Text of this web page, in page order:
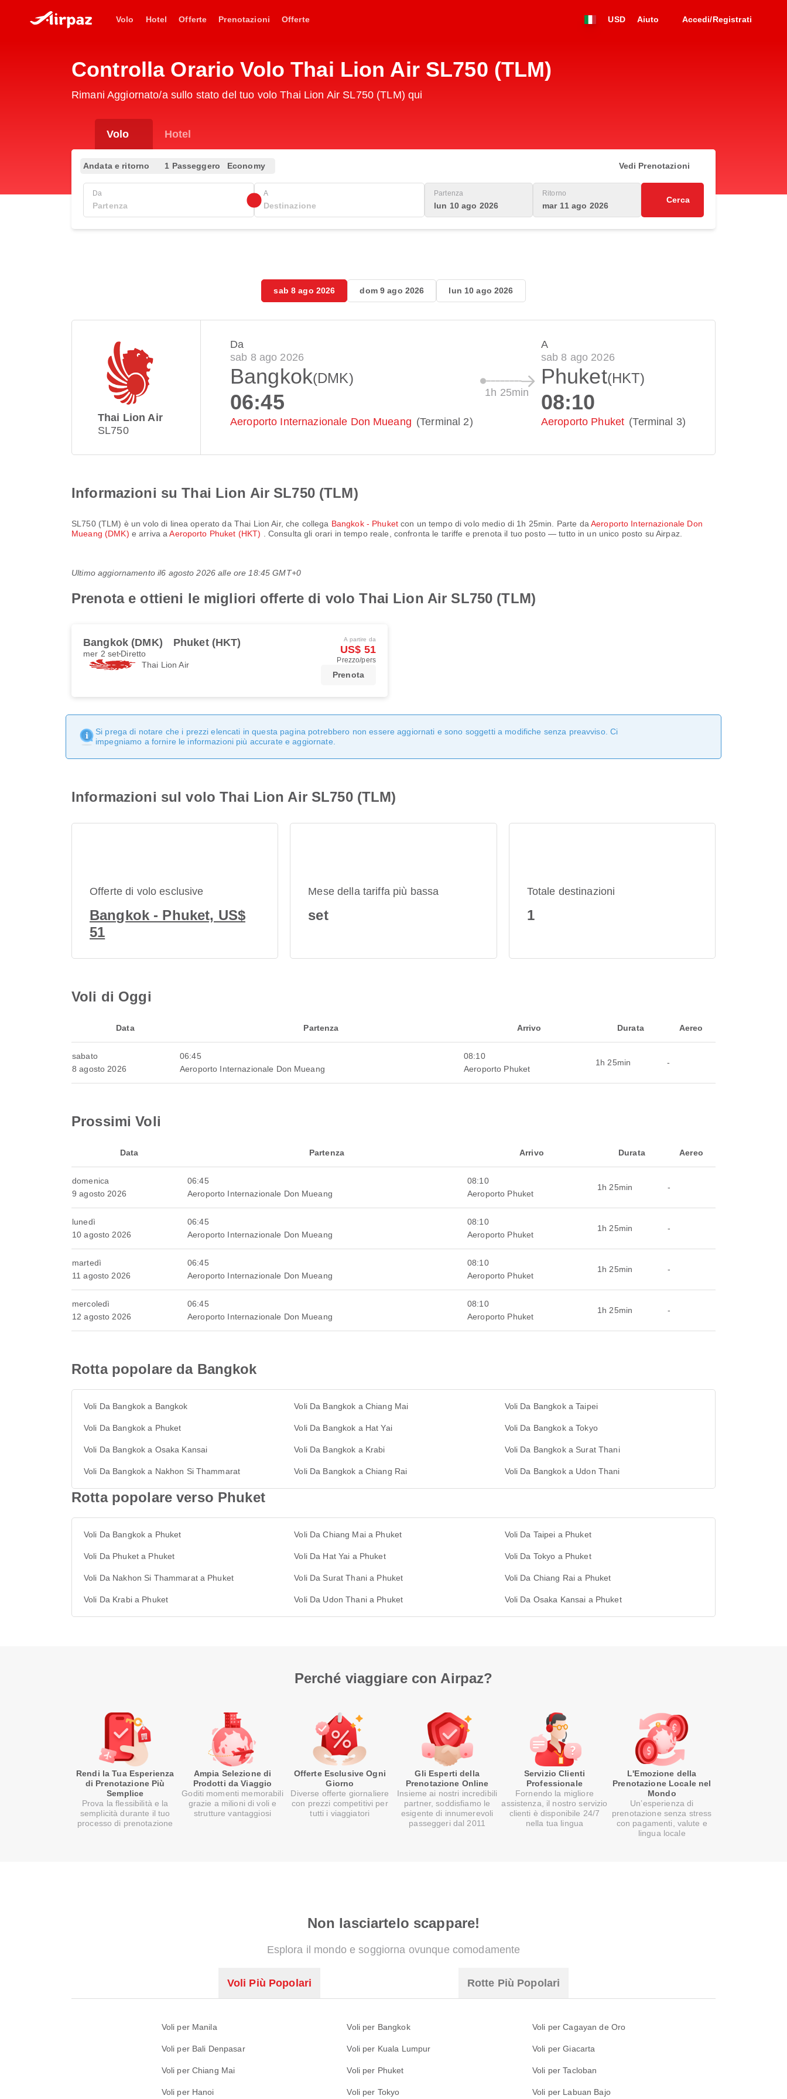
Volo Hotel Offerte Prenotazioni Offerte USD Aiuto Accedi/Registrati
Controlla Orario Volo Thai Lion Air SL750 (TLM)
Rimani Aggiornato/a sullo stato del tuo volo Thai Lion Air SL750 (TLM) qui
Volo Hotel
Andata e ritorno 1 Passeggero Economy Vedi Prenotazioni
Da A Partenza
lun 10 ago 2026
Ritorno
mar 11 ago 2026
Cerca
sab 8 ago 2026 dom 9 ago 2026 lun 10 ago 2026
Thai Lion Air
SL750
Da
sab 8 ago 2026
Bangkok(DMK)
06:45
Aeroporto Internazionale Don Mueang (Terminal 2)
1h 25min
A
sab 8 ago 2026
Phuket(HKT)
08:10
Aeroporto Phuket (Terminal 3)
Informazioni su Thai Lion Air SL750 (TLM)
SL750(TLM) è un volo di linea operato da Thai Lion Air, che collega Bangkok - Phuketcon un tempo di volo medio di 1h 25min . Parte da Aeroporto Internazionale Don
Mueang (DMK) e arriva aAeroporto Phuket (HKT) . Consulta gli orari in tempo reale, confronta le tariffe e prenota il tuo posto — tutto in un unico posto su Airpaz.
Ultimo aggiornamento il6 agosto 2026 alle ore 18:45 GMT+0
Prenota e ottieni le migliori offerte di volo Thai Lion Air SL750 (TLM)
Bangkok (DMK) Phuket (HKT)
mer 2 set Diretto
Thai Lion Air
A partire da
US$ 51
Prezzo/pers
Prenota
Si prega di notare che i prezzi elencati in questa pagina potrebbero non essere aggiornati e sono soggetti a modifiche senza preavviso. Ci
impegniamo a fornire le informazioni più accurate e aggiornate.
Informazioni sul volo Thai Lion Air SL750 (TLM)
Offerte di volo esclusive
Bangkok - Phuket, US$
51
Mese della tariffa più bassa
set
Totale destinazioni
1
Voli di Oggi
Data Partenza Arrivo Durata Aereo
sabato
8 agosto 2026
06:45
Aeroporto Internazionale Don Mueang
08:10
Aeroporto Phuket
1h 25min -
Prossimi Voli
Data Partenza Arrivo Durata Aereo
domenica
9 agosto 2026
06:45
Aeroporto Internazionale Don Mueang
08:10
Aeroporto Phuket
1h 25min -
lunedì
10 agosto 2026
06:45
Aeroporto Internazionale Don Mueang
08:10
Aeroporto Phuket
1h 25min -
martedì
11 agosto 2026
06:45
Aeroporto Internazionale Don Mueang
08:10
Aeroporto Phuket
1h 25min -
mercoledì
12 agosto 2026
06:45
Aeroporto Internazionale Don Mueang
08:10
Aeroporto Phuket
1h 25min -
Rotta popolare da Bangkok
Voli Da Bangkok a Bangkok Voli Da Bangkok a Chiang Mai Voli Da Bangkok a Taipei
Voli Da Bangkok a Phuket Voli Da Bangkok a Hat Yai Voli Da Bangkok a Tokyo
Voli Da Bangkok a Osaka Kansai Voli Da Bangkok a Krabi Voli Da Bangkok a Surat Thani
Voli Da Bangkok a Nakhon Si Thammarat Voli Da Bangkok a Chiang Rai Voli Da Bangkok a Udon Thani
Rotta popolare verso Phuket
Voli Da Bangkok a Phuket Voli Da Chiang Mai a Phuket Voli Da Taipei a Phuket
Voli Da Phuket a Phuket Voli Da Hat Yai a Phuket Voli Da Tokyo a Phuket
Voli Da Nakhon Si Thammarat a Phuket Voli Da Surat Thani a Phuket Voli Da Chiang Rai a Phuket
Voli Da Krabi a Phuket Voli Da Udon Thani a Phuket Voli Da Osaka Kansai a Phuket
Perché viaggiare con Airpaz?
Rendi la Tua Esperienza
di Prenotazione Più
Semplice
Prova la flessibilità e la
semplicità durante il tuo
processo di prenotazione
Ampia Selezione di
Prodotti da Viaggio
Goditi momenti memorabili
grazie a milioni di voli e
strutture vantaggiosi
Offerte Esclusive Ogni
Giorno
Diverse offerte giornaliere
con prezzi competitivi per
tutti i viaggiatori
Gli Esperti della
Prenotazione Online
Insieme ai nostri incredibili
partner, soddisfiamo le
esigente di innumerevoli
passeggeri dal 2011
Servizio Clienti
Professionale
Fornendo la migliore
assistenza, il nostro servizio
clienti è disponibile 24/7
nella tua lingua
L'Emozione della
Prenotazione Locale nel
Mondo
Un’esperienza di
prenotazione senza stress
con pagamenti, valute e
lingua locale
Non lasciartelo scappare!
Esplora il mondo e soggiorna ovunque comodamente
Voli Più Popolari Rotte Più Popolari
Voli per Manila Voli per Bangkok Voli per Cagayan de Oro
Voli per Bali Denpasar Voli per Kuala Lumpur Voli per Giacarta
Voli per Chiang Mai Voli per Phuket Voli per Tacloban
Voli per Hanoi Voli per Tokyo Voli per Labuan Bajo